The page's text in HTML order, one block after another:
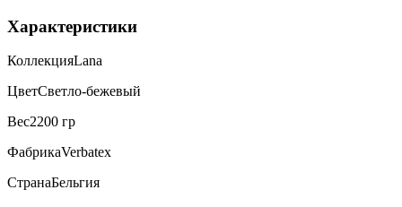
Характеристики
КоллекцияLana
ЦветСветло-бежевый
Вес2200 гр
ФабрикаVerbatex
СтранаБельгия